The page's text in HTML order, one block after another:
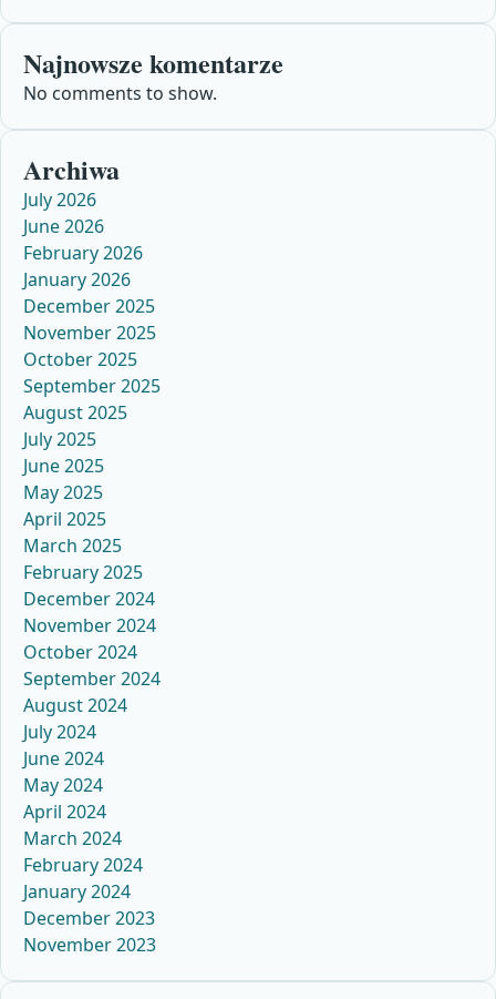
Najnowsze komentarze
No comments to show.
Archiwa
July 2026
June 2026
February 2026
January 2026
December 2025
November 2025
October 2025
September 2025
August 2025
July 2025
June 2025
May 2025
April 2025
March 2025
February 2025
December 2024
November 2024
October 2024
September 2024
August 2024
July 2024
June 2024
May 2024
April 2024
March 2024
February 2024
January 2024
December 2023
November 2023